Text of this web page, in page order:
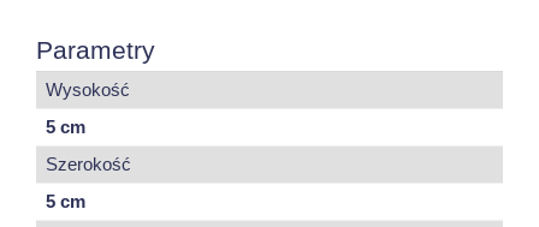
Parametry
Wysokość
5 cm
Szerokość
5 cm